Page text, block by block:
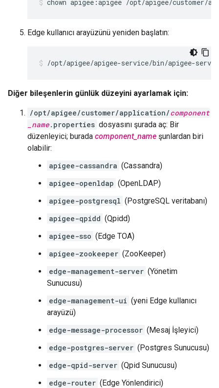
chown apigee:apigee /opt/apigee/customer/
Edge kullanıcı arayüzünü yeniden başlatın:
/opt/apigee/apigee-service/bin/apigee-
Diğer bileşenlerin günlük düzeyini ayarlamak için:
/opt/apigee/customer/application/component
_name.properties dosyasını şurada aç: Bir
düzenleyici; burada component_name şunlardan biri
olabilir:
apigee-cassandra (Cassandra)
apigee-openldap (OpenLDAP)
apigee-postgresql (PostgreSQL veritabanı)
apigee-qpidd (Qpidd)
apigee-sso (Edge TOA)
apigee-zookeeper (ZooKeeper)
edge-management-server (Yönetim
Sunucusu)
edge-management-ui (yeni Edge kullanıcı
arayüzü)
edge-message-processor (Mesaj İşleyici)
edge-postgres-server (Postgres Sunucusu)
edge-qpid-server (Qpid Sunucusu)
edge-router (Edge Yönlendirici)